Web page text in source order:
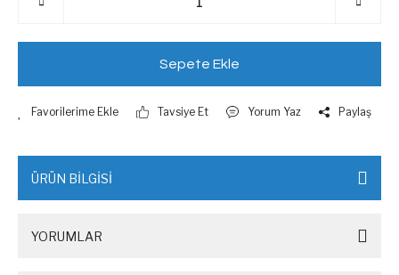
Sepete Ekle
Tavsiye Et Yorum Yaz Paylaş
ÜRÜN BİLGİSİ
YORUMLAR